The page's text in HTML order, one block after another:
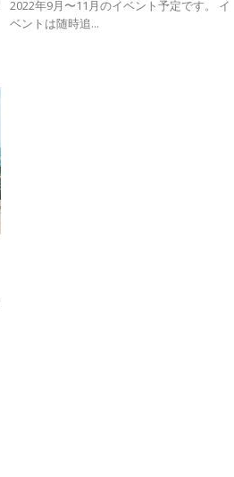
2022年9月〜11月のイベント予定です。 イ
ベントは随時追...